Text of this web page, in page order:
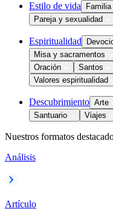
Estilo de vida Familia
Pareja y sexualidad
Espiritualidad
Misa y sacramentos
Oración
Santos
Valores espiritualidad
Descubrimiento Arte
Santuario
Viajes
Nuestros formatos
Análisis
Artículo